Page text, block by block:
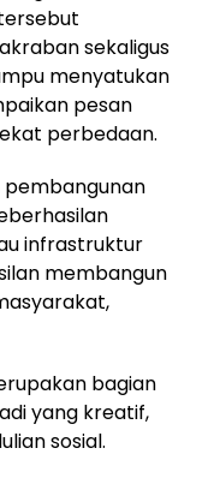
sekaligus
menyatukan
pesan
perbedaan.
infrastruktur
membangun
bagian
yang kreatif,
sosial.